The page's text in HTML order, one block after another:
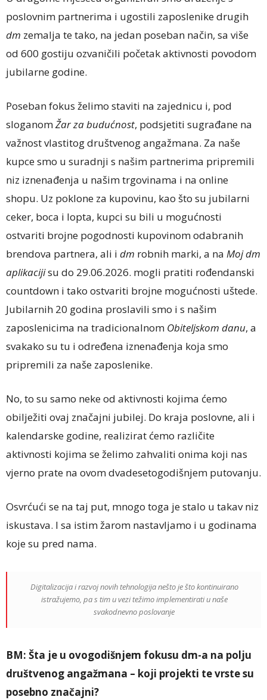
poslovnim partnerima i ugostili zaposlenike drugih
dm zemalja te tako, na jedan poseban način, sa više
od 600 gostiju ozvaničili početak aktivnosti povodom
jubilarne godine.
Poseban fokus želimo staviti na zajednicu i, pod
sloganomŽar za budućnost, podsjetiti sugrađane na
važnost vlastitog društvenog angažmana. Za naše
kupce smo u suradnji s našim partnerima pripremili
niz iznenađenja u našim trgovinama i na online
shopu. Uz poklone za kupovinu, kao što su jubilarni
ceker, boca i lopta, kupci su bili u mogućnosti
ostvariti brojne pogodnosti kupovinom odabranih
brendova partnera, ali i dm robnih marki, a na Moj dm
aplikacijisu do 29.06.2026. mogli pratiti rođendanski
countdown i tako ostvariti brojne mogućnosti uštede.
Jubilarnih 20 godina proslavili smo i s našim
zaposlenicima na tradicionalnom Obiteljskom danu, a
svakako su tu i određena iznenađenja koja smo
pripremili za naše zaposlenike.
No, to su samo neke od aktivnosti kojima ćemo
obilježiti ovaj značajni jubilej. Do kraja poslovne, ali i
kalendarske godine, realizirat ćemo različite
aktivnosti kojima se želimo zahvaliti onima koji nas
vjerno prate na ovom dvadesetogodišnjem putovanju.
Osvrćući se na taj put, mnogo toga je stalo u takav niz
iskustava. I sa istim žarom nastavljamo i u godinama
koje su pred nama.
Digitalizacija i razvoj novih tehnologija nešto je što kontinuirano
istražujemo, pa s tim u vezi težimo implementirati u naše
svakodnevno poslovanje
BM: Šta je u ovogodišnjem fokusu dm-a na polju
društvenog angažmana – koji projekti te vrste su
posebno značajni?